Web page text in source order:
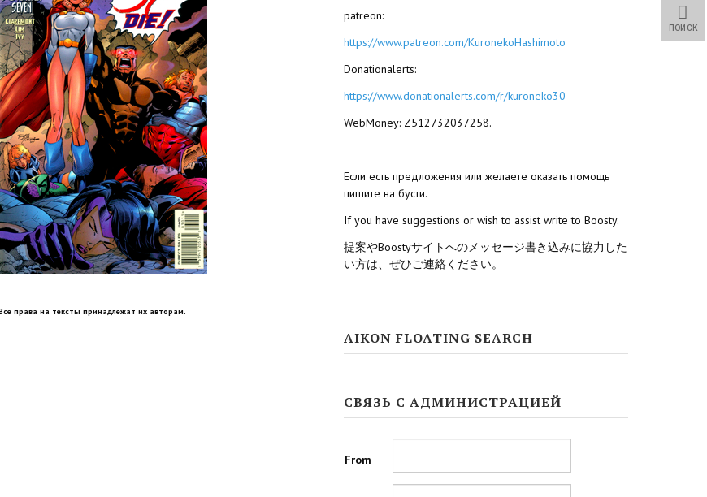
права на тексты принадлежат их авторам.
patreon:
https://www.patreon.com/KuronekoHashimoto
Donationalerts:
https://www.donationalerts.com/r/kuroneko30
WebMoney: Z512732037258.
Если есть предложения или желаете оказать помощь
пишите на бусти.
If you have suggestions or wish to assist write to Boosty.
提案やBoostyサイトへのメッセージ書き込みに協力した
い方は、ぜひご連絡ください。
AIKON FLOATING SEARCH
ПОИСК
СВЯЗЬ С АДМИНИСТРАЦИЕЙ
From